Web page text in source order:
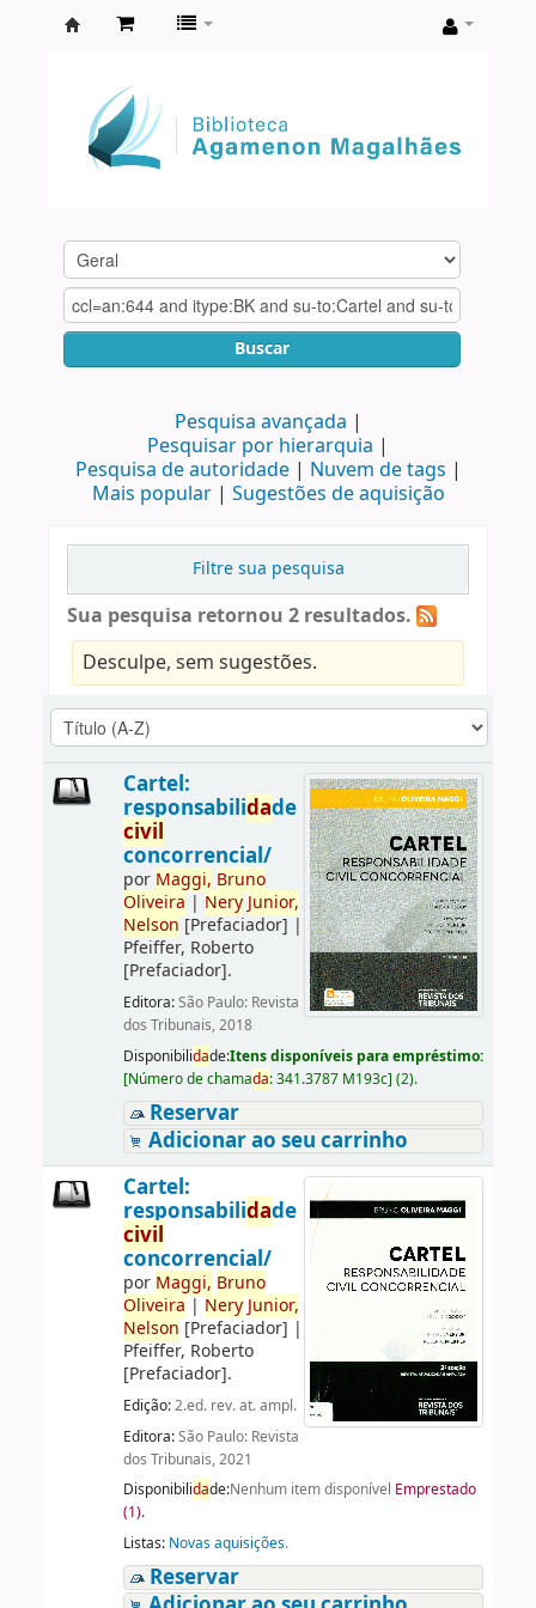
Agamenon
Magalhães
Buscar
Pesquisa avançada
Pesquisar por hierarquia
Pesquisa de autoridade
Nuvem de tags
Mais popular
Sugestões de aquisição
Filtre sua pesquisa
Sua pesquisa retornou 2 resultados.
Desculpe, sem sugestões.
Cartel:
responsabilidade
civil
concorrencial/
por Maggi, Bruno
Oliveira | Nery Junior,
Nelson [Prefaciador] |
Pfeiffer, Roberto
[Prefaciador].
Editora:São Paulo: Revista
dos Tribunais, 2018
Disponibilidade:Itens disponíveis para empréstimo:
[Número de chamada:341.3787 M193c] (2).
Reservar
Adicionar ao seu carrinho
Cartel:
responsabilidade
civil
concorrencial/
por Maggi, Bruno
Oliveira | Nery Junior,
Nelson [Prefaciador] |
Pfeiffer, Roberto
[Prefaciador].
Edição:2.ed. rev. at. ampl.
Editora:São Paulo: Revista
dos Tribunais, 2021
Disponibilidade:Nenhum item disponível Emprestado
(1).
Listas: Novas aquisições.
Reservar